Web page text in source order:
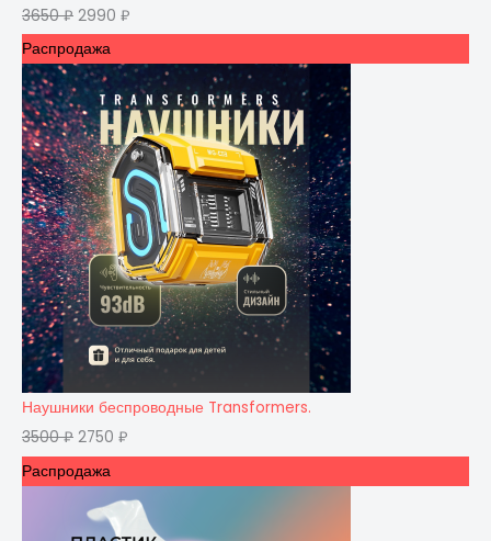
3650₽ 2990 ₽
Распродажа
Наушники беспроводные Transformers.
3500₽ 2750 ₽
Распродажа